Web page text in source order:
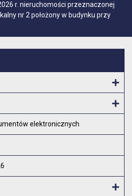
r. nieruchomości przeznaczonej
nr 2 położony w budynku przy
elektronicznych